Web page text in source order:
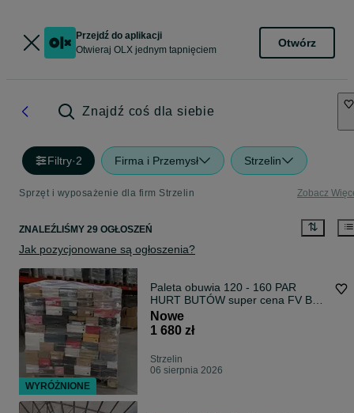
Przejdź do aplikacji
Otwieraj OLX jednym tapnięciem
Otwórz
Znajdź coś dla siebie
Filtry·2 Firma i Przemysł Strzelin
Sprzęt i wyposażenie dla firm Strzelin Zobacz
ZNALEŹLIŚMY 29 OGŁOSZEŃ
Jak pozycjonowane są ogłoszenia?
Paleta obuwia 120 - 160 PAR
HURT BUTÓW super cena FV Buty
hurtowo
Nowe
1 680 zł
Strzelin
06 sierpnia 2026
WYRÓŻNIONE